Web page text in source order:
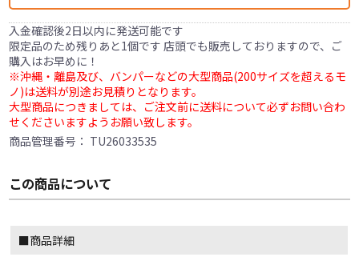
入金確認後2日以内に発送可能です
限定品のため残りあと1個です 店頭でも販売しておりますので、ご
購入はお早めに！
※沖縄・離島及び、バンパーなどの大型商品(200サイズを超えるモ
ノ)は送料が別途お見積りとなります。
大型商品につきましては、ご注文前に送料について必ずお問い合わ
せくださいますようお願い致します。
商品管理番号： TU26033535
この商品について
■商品詳細